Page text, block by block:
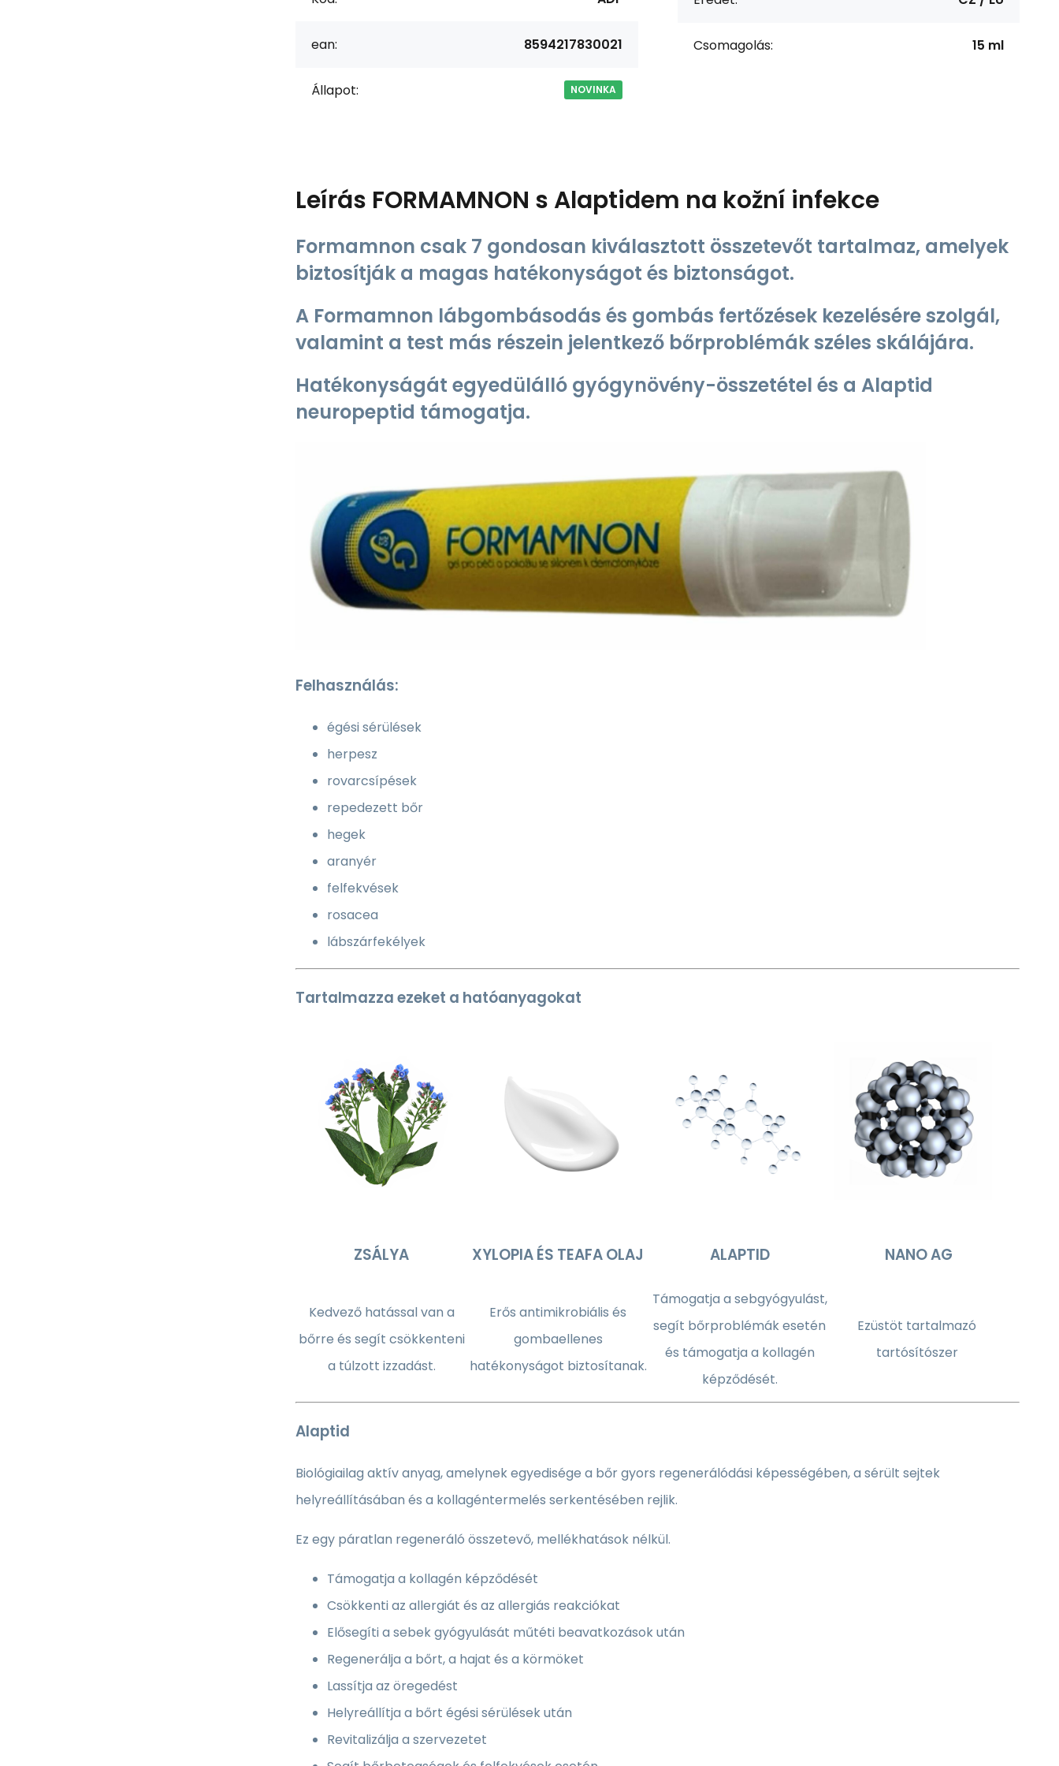
ean: 8594217830021
Állapot: NOVINKA
Csomagolás: 15 ml
Leírás FORMAMNON s Alaptidem na kožní infekce
Formamnon csak 7 gondosan kiválasztott összetevőt tartalmaz, amelyek
biztosítják a magas hatékonyságot és biztonságot.
A Formamnon lábgombásodás és gombás fertőzések kezelésére szolgál,
valamint a test más részein jelentkező bőrproblémák széles skálájára.
Hatékonyságát egyedülálló gyógynövény-összetétel és a Alaptid
neuropeptid támogatja.
Felhasználás:
égési sérülések
herpesz
rovarcsípések
repedezett bőr
hegek
aranyér
felfekvések
rosacea
lábszárfekélyek
Tartalmazza ezeket a hatóanyagokat
ZSÁLYA XYLOPIA ÉS TEAFA OLAJ ALAPTID NANO AG
Kedvező hatással van a
bőrre és segít csökkenteni
a túlzott izzadást.
Erős antimikrobiális és
gombaellenes
hatékonyságot biztosítanak.
Támogatja a sebgyógyulást,
segít bőrproblémák esetén
és támogatja a kollagén
képződését.
Ezüstöt tartalmazó
tartósítószer
Alaptid
Biológiailag aktív anyag, amelynek egyedisége a bőr gyors regenerálódási képességében, a sérült sejtek
helyreállításában és a kollagéntermelés serkentésében rejlik.
Ez egy páratlan regeneráló összetevő, mellékhatások nélkül.
Támogatja a kollagén képződését
Csökkenti az allergiát és az allergiás reakciókat
Elősegíti a sebek gyógyulását műtéti beavatkozások után
Regenerálja a bőrt, a hajat és a körmöket
Lassítja az öregedést
Helyreállítja a bőrt égési sérülések után
Revitalizálja a szervezetet